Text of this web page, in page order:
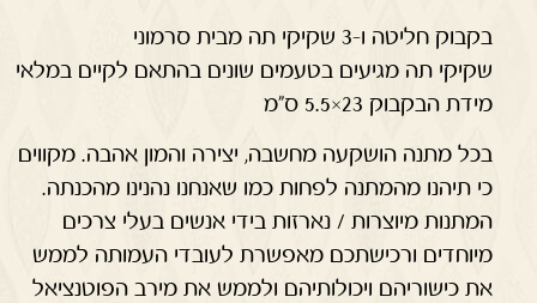
בקבוק חליטה ו-3 שקיקי תה מבית סרמוני
שקיקי תה מגיעים בטעמים שונים בהתאם לקיים במלאי
מידת הבקבוק 23×5.5 ס"מ
בכל מתנה הושקעה מחשבה, יצירה והמון אהבה. מקווים
כי תיהנו מהמתנה לפחות כמו שאנחנו נהנינו מהכנתה.
המתנות מיוצרות / נארזות בידי אנשים בעלי צרכים
מיוחדים ורכישתכם מאפשרת לעובדי העמותה לממש
את כישוריהם ויכולותיהם ולממש את מירב הפוטנציאל